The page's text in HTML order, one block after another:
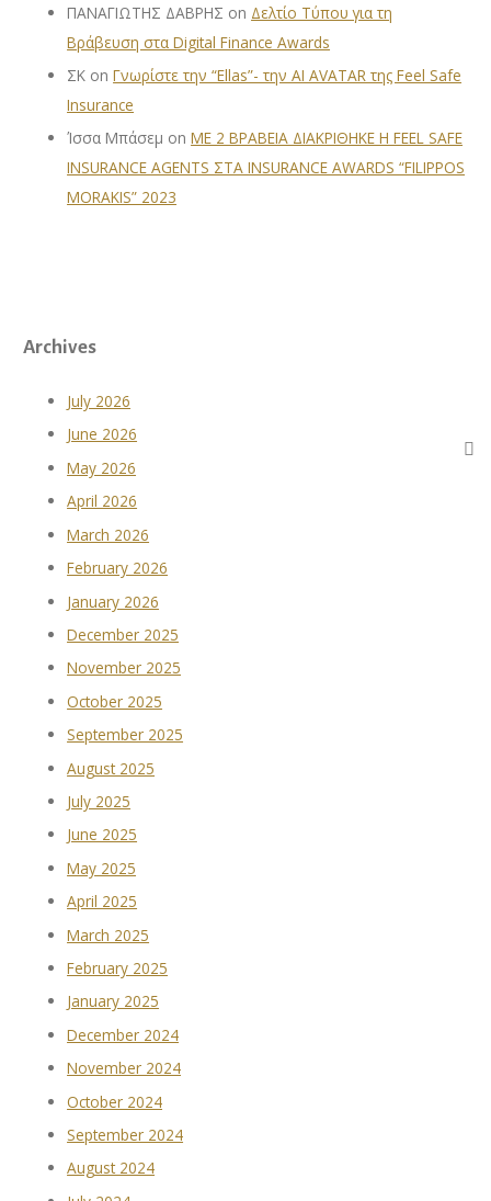
ΠΑΝΑΓΙΩΤΗΣ ΔΑΒΡΗΣ on Δελτίο Τύπου για τη
Βράβευση στα Digital Finance Awards
ΣΚ onΓνωρίστε την “Ellas”- την AI AVATAR της Feel Safe
Insurance
Ίσσα Μπάσεμ onΜΕ 2 ΒΡΑΒΕΙΑ ΔΙΑΚΡΙΘΗΚΕ Η FEEL SAFE
INSURANCE AGENTS ΣΤΑ INSURANCE AWARDS “FILIPPOS
MORAKIS” 2023
Archives
July 2026
June 2026
May 2026
April 2026
March 2026
February 2026
January 2026
December 2025
November 2025
October 2025
September 2025
August 2025
July 2025
June 2025
May 2025
April 2025
March 2025
February 2025
January 2025
December 2024
November 2024
October 2024
September 2024
August 2024